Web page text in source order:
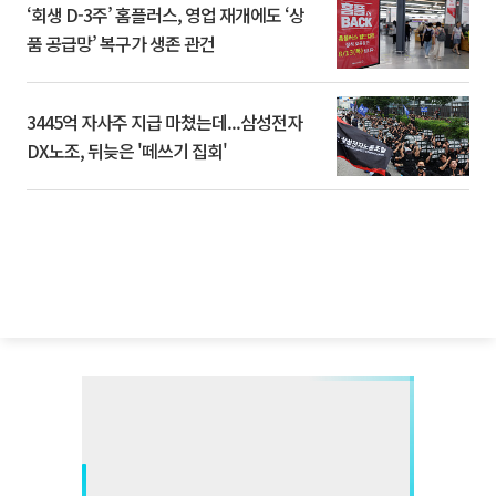
‘회생 D-3주’ 홈플러스, 영업 재개에도 ‘상
품 공급망’ 복구가 생존 관건
3445억 자사주 지급 마쳤는데...삼성전자
DX노조, 뒤늦은 '떼쓰기 집회'